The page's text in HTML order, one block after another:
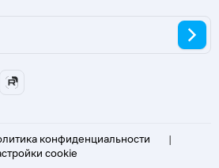
конфиденциальности
|
cookie